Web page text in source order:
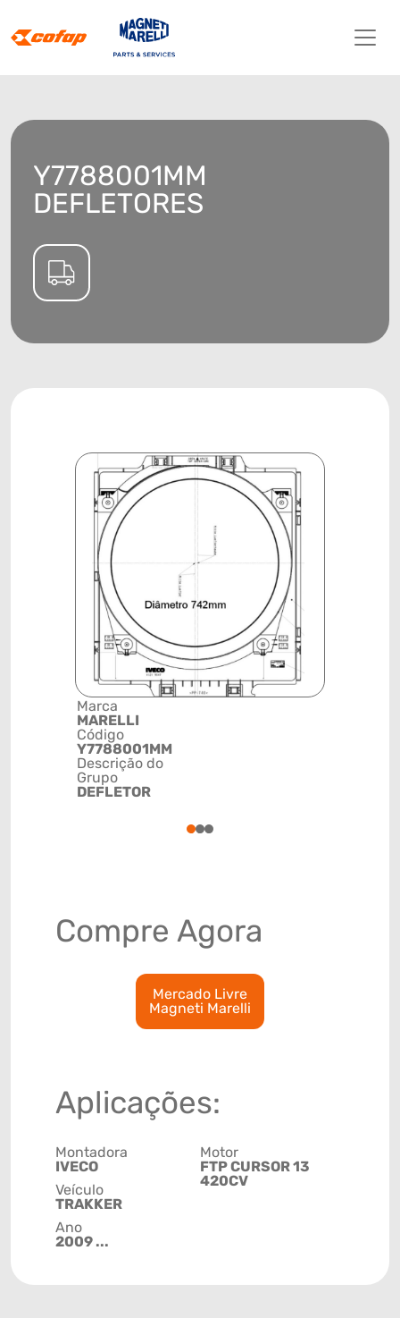
Y7788001MM
DEFLETORES
Marca
MARELLI
Código
Y7788001MM
Descrição do
Grupo
DEFLETOR
123
Compre Agora
Mercado Livre
Magneti Marelli
Aplicações:
Montadora
IVECO
Veículo
TRAKKER
Ano
2009 ...
Motor
FTP CURSOR 13
420CV